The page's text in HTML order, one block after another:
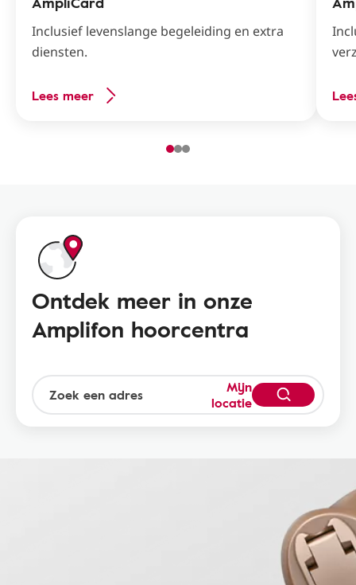
Inclusief levenslange begeleiding en extra
diensten.
Lees meer
Ontdek meer in onze
Amplifon hoorcentra
Mijn
locatie